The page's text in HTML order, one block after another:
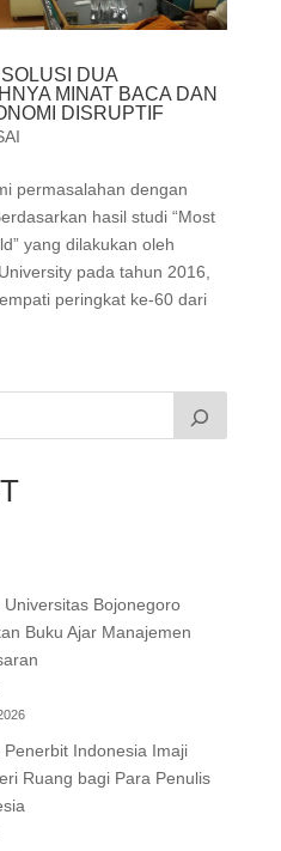
DUA
MINAT BACA DAN
DISRUPTIF
permasalahan dengan
hasil studi “Most
yang dilakukan oleh
pada tahun 2016,
peringkat ke-60 dari
Universitas Bojonegoro
Buku Ajar Manajemen
Penerbit Indonesia Imaji
Ruang bagi Para Penulis